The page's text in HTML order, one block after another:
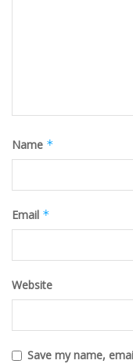
Name *
Email *
Website
Save my name,